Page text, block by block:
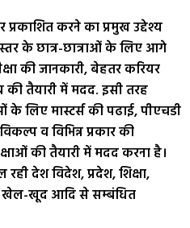
प्रकाशित करने का प्रमुख उद्देश्य
के छात्र-छात्राओं के लिए आगे
की जानकारी, बेहतर करियर
तैयारी में मदद. इसी तरह
के लिए मास्टर्स की पढाई, पीएचडी
व विभिन्न प्रकार की
की तैयारी में मदद करना है।
देश विदेश, प्रदेश, शिक्षा,
खेल-खूद आदि से सम्बंधित